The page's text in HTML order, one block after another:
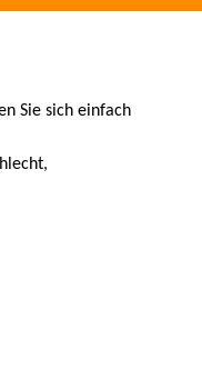
Sie sich einfach